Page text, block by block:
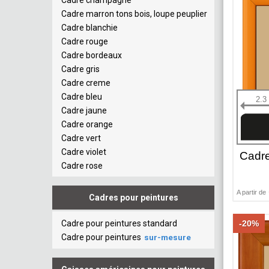
Cadre marron tons bois, loupe peuplier
Cadre blanchie
Cadre rouge
Cadre bordeaux
Cadre gris
Cadre creme
Cadre bleu
Cadre jaune
Cadre orange
Cadre vert
Cadre violet
Cadre rose
Cadres pour peintures
Cadre pour peintures standard
Cadre pour peintures sur-mesure
2.3
A partir de
-20%